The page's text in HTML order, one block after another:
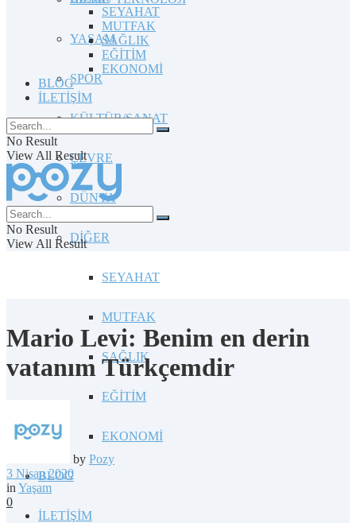
YAŞAM
SPOR
KÜLTÜR/SANAT
ÇEVRE
DÜNYA
DİĞER
SEYAHAT
MUTFAK
SAĞLIK
EĞİTİM
EKONOMİ
BLOG
İLETİŞİM
SEYAHAT
MUTFAK
SAĞLIK
EĞİTİM
EKONOMİ
BLOG
İLETİŞİM
No Result
View All Result
No Result
View All Result
Mario Levi: Benim en derin
vatanım Türkçemdir
by Pozy
3 Nisan 2020
in Yaşam
0